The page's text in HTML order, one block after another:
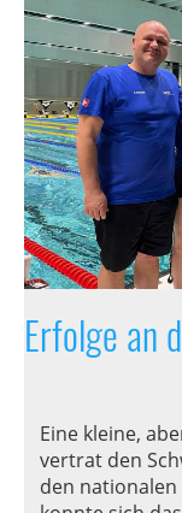
Eine kleine,
vertrat den
den nationalen